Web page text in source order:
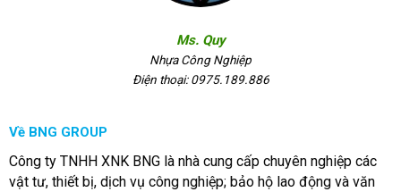
Ms. Quy
Nhựa Công Nghiệp
Điện thoại: 0975.189.886
Về BNG GROUP
Công ty TNHH XNK BNG là nhà cung cấp chuyên nghiệp các
vật tư, thiết bị, dịch vụ công nghiệp; bảo hộ lao động và văn